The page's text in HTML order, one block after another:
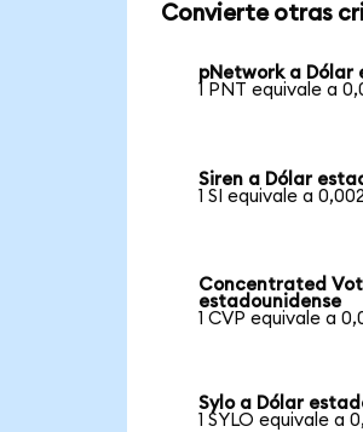
Convierte otras
pNetwork a Dólar
1 PNT equivale a
Siren a Dólar
1 SI equivale a
Concentrated
estadounidense
1 CVP equivale a
Sylo a Dólar
1 SYLO equivale a